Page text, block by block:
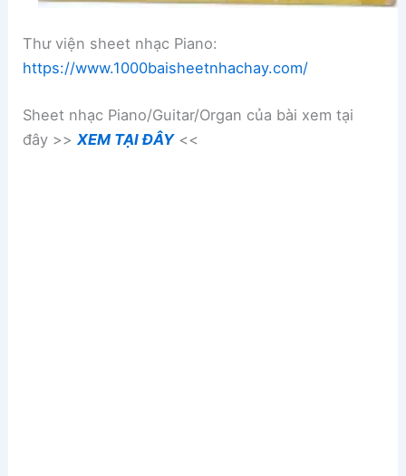
Thư viện sheet nhạc Piano:
https://www.1000baisheetnhachay.com/
Sheet nhạc Piano/Guitar/Organ của bài xem tại
đây >>XEM TẠI ĐÂY<<